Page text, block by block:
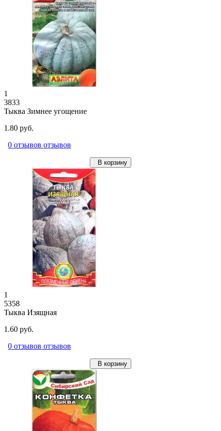
1
3833
Тыква Зимнее угощение
1.80 руб.
0 отзывов отзывов
В корзину
1
5358
Тыква Изящная
1.60 руб.
0 отзывов отзывов
В корзину